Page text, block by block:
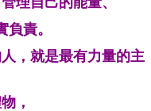
責。
， 就是最有力量的主
，